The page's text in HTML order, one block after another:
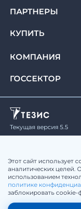
ПАРТНЕРЫ
КУПИТЬ
КОМПАНИЯ
ГОССЕКТОР
Текущая версия 5.5
Юридическая
sale@tezis-
Этот сайт использует
аналитических целей.
использованием
политике
заблокировать